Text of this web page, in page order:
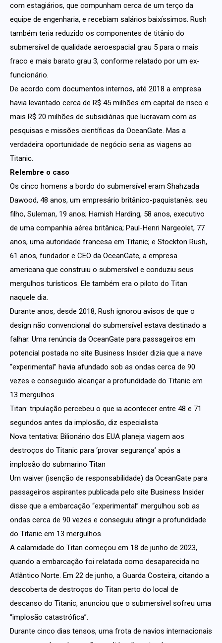
com estagiários, que compunham cerca de um terço da
equipe de engenharia, e recebiam salários baixíssimos. Rush
também teria reduzido os componentes de titânio do
submersível de qualidade aeroespacial grau 5 para o mais
fraco e mais barato grau 3, conforme relatado por um ex-
funcionário.
De acordo com documentos internos, até 2018 a empresa
havia levantado cerca de R$ 45 milhões em capital de risco e
mais R$ 20 milhões de subsidiárias que lucravam com as
pesquisas e missões científicas da OceanGate. Mas a
verdadeira oportunidade de negócio seria as viagens ao
Titanic.
Relembre o caso
Os cinco homens a bordo do submersível eram Shahzada
Dawood, 48 anos, um empresário britânico-paquistanês; seu
filho, Suleman, 19 anos; Hamish Harding, 58 anos, executivo
de uma companhia aérea britânica; Paul-Henri Nargeolet, 77
anos, uma autoridade francesa em Titanic; e Stockton Rush,
61 anos, fundador e CEO da OceanGate, a empresa
americana que construiu o submersível e conduziu seus
mergulhos turísticos. Ele também era o piloto do Titan
naquele dia.
Durante anos, desde 2018, Rush ignorou avisos de que o
design não convencional do submersível estava destinado a
falhar. Uma renúncia da OceanGate para passageiros em
potencial postada no site Business Insider dizia que a nave
“experimental” havia afundado sob as ondas cerca de 90
vezes e conseguido alcançar a profundidade do Titanic em
13 mergulhos
Titan: tripulação percebeu o que ia acontecer entre 48 e 71
segundos antes da implosão, diz especialista
Nova tentativa: Bilionário dos EUA planeja viagem aos
destroços do Titanic para ‘provar segurança’ após a
implosão do submarino Titan
Um waiver (isenção de responsabilidade) da OceanGate para
passageiros aspirantes publicada pelo site Business Insider
disse que a embarcação “experimental” mergulhou sob as
ondas cerca de 90 vezes e conseguiu atingir a profundidade
do Titanic em 13 mergulhos.
A calamidade do Titan começou em 18 de junho de 2023,
quando a embarcação foi relatada como desaparecida no
Atlântico Norte. Em 22 de junho, a Guarda Costeira, citando a
descoberta de destroços do Titan perto do local de
descanso do Titanic, anunciou que o submersível sofreu uma
“implosão catastrófica”.
Durante cinco dias tensos, uma frota de navios internacionais